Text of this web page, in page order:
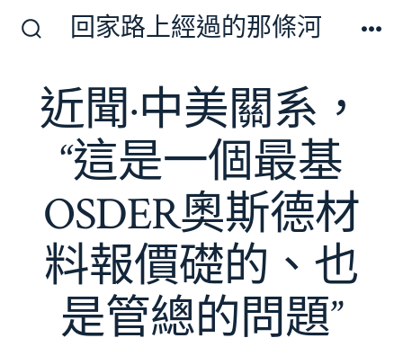
切
換
開
回家路上經過的那條河
近聞·中美關系，
“這是一個最基
OSDER奧斯德材
料報價礎的、也
是管總的問題”